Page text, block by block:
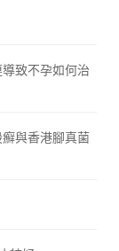
致不孕如何治
與香港腳真菌